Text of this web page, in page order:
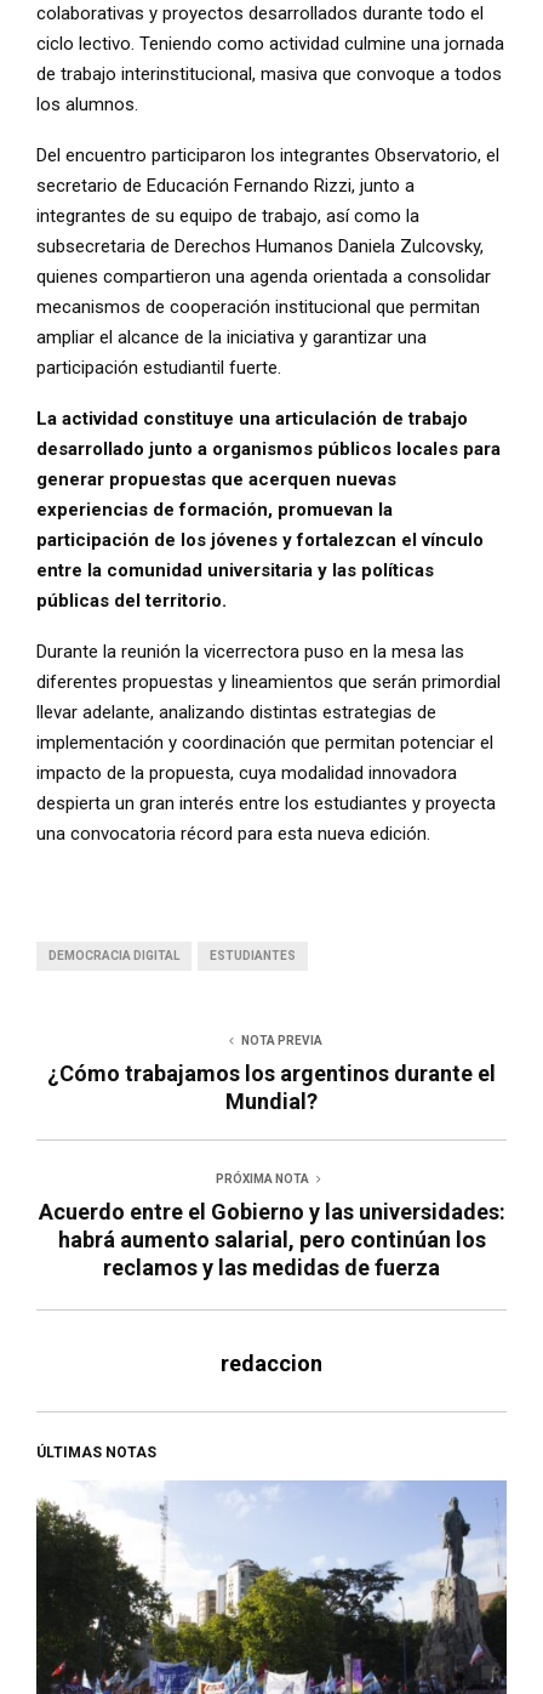
colaborativas y proyectos desarrollados durante todo el
ciclo lectivo. Teniendo como actividad culmine una jornada
de trabajo interinstitucional, masiva que convoque a todos
los alumnos.
Del encuentro participaron los integrantes Observatorio, el
secretario de Educación Fernando Rizzi, junto a
integrantes de su equipo de trabajo, así como la
subsecretaria de Derechos Humanos Daniela Zulcovsky,
quienes compartieron una agenda orientada a consolidar
mecanismos de cooperación institucional que permitan
ampliar el alcance de la iniciativa y garantizar una
participación estudiantil fuerte.
La actividad constituye una articulación de trabajo
desarrollado junto a organismos públicos locales para
generar propuestas que acerquen nuevas
experiencias de formación, promuevan la
participación de los jóvenes y fortalezcan el vínculo
entre la comunidad universitaria y las políticas
públicas del territorio.
Durante la reunión la vicerrectora puso en la mesa las
diferentes propuestas y lineamientos que serán primordial
llevar adelante, analizando distintas estrategias de
implementación y coordinación que permitan potenciar el
impacto de la propuesta, cuya modalidad innovadora
despierta un gran interés entre los estudiantes y proyecta
una convocatoria récord para esta nueva edición.
DEMOCRACIA DIGITAL ESTUDIANTES
NOTA PREVIA
¿Cómo trabajamos los argentinos durante el
Mundial?
PRÓXIMA NOTA
Acuerdo entre el Gobierno y las universidades:
habrá aumento salarial, pero continúan los
reclamos y las medidas de fuerza
redaccion
ÚLTIMAS NOTAS